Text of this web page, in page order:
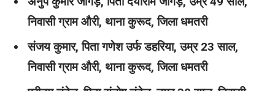
निवासी ग्राम औरी, थाना कुरूद, जिला धमतरी
संजय कुमार, पिता गणेश उर्फ डहरिया, उम्र 23 साल,
निवासी ग्राम औरी, थाना कुरूद, जिला धमतरी